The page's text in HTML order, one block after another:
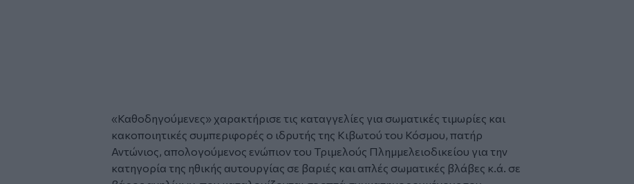
«Καθοδηγούμενες» χαρακτήρισε τις καταγγελίες για σωματικές τιμωρίες και
κακοποιητικές συμπεριφορές ο ιδρυτής της Κιβωτού του Κόσμου, πατήρ
Αντώνιος, απολογούμενος ενώπιον του Τριμελούς Πλημμελειοδικείου για την
κατηγορία της ηθικής αυτουργίας σε βαριές και απλές σωματικές βλάβες κ.ά. σε